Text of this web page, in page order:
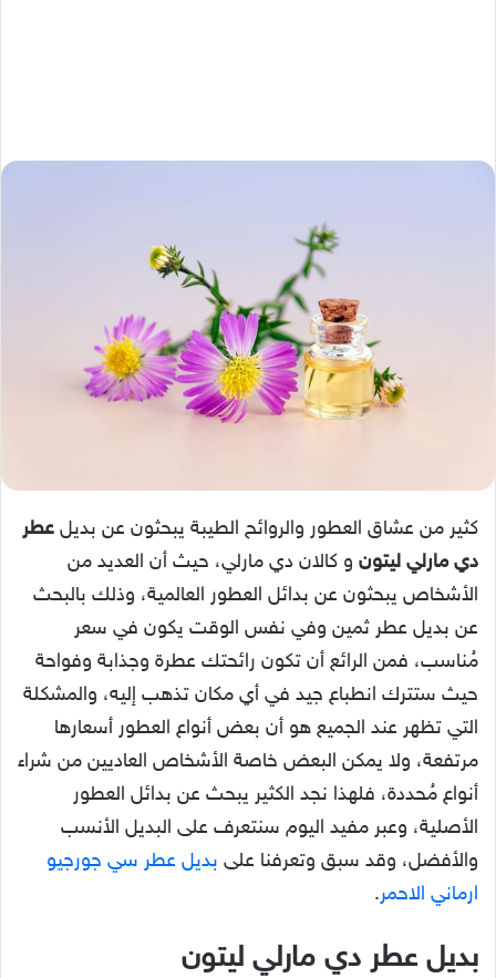
كثير من عشاق العطور والروائح الطيبة يبحثون عن بديل عطر
دي مارلي ليتون و كالان دي مارلي، حيث أن العديد من
الأشخاص يبحثون عن بدائل العطور العالمية، وذلك بالبحث
عن بديل عطر ثمين وفي نفس الوقت يكون في سعر
مُناسب، فمن الرائع أن تكون رائحتك عطرة وجذابة وفواحة
حيث ستترك انطباع جيد في أي مكان تذهب إليه، والمشكلة
التي تظهر عند الجميع هو أن بعض أنواع العطور أسعارها
مرتفعة، ولا يمكن البعض خاصة الأشخاص العاديين من شراء
أنواع مُحددة، فلهذا نجد الكثير يبحث عن بدائل العطور
الأصلية، وعبر مفيد اليوم سنتعرف على البديل الأنسب
والأفضل، وقد سبق وتعرفنا على بديل عطر سي جورجيو
ارماني الاحمر.
بديل عطر دي مارلي ليتون